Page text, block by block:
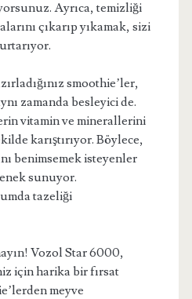
Ayrıca, temizliği
çıkarıp yıkamak, sizi
smoothie’ler,
zamanda besleyici de.
vitamin ve minerallerini
karıştırıyor. Böylece,
benimsemek isteyenler
sunuyor.
tazeliği
Vozol Star 6000,
için harika bir fırsat
meyve